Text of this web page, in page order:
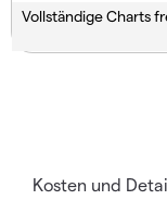
Vollständige Charts
Kosten und